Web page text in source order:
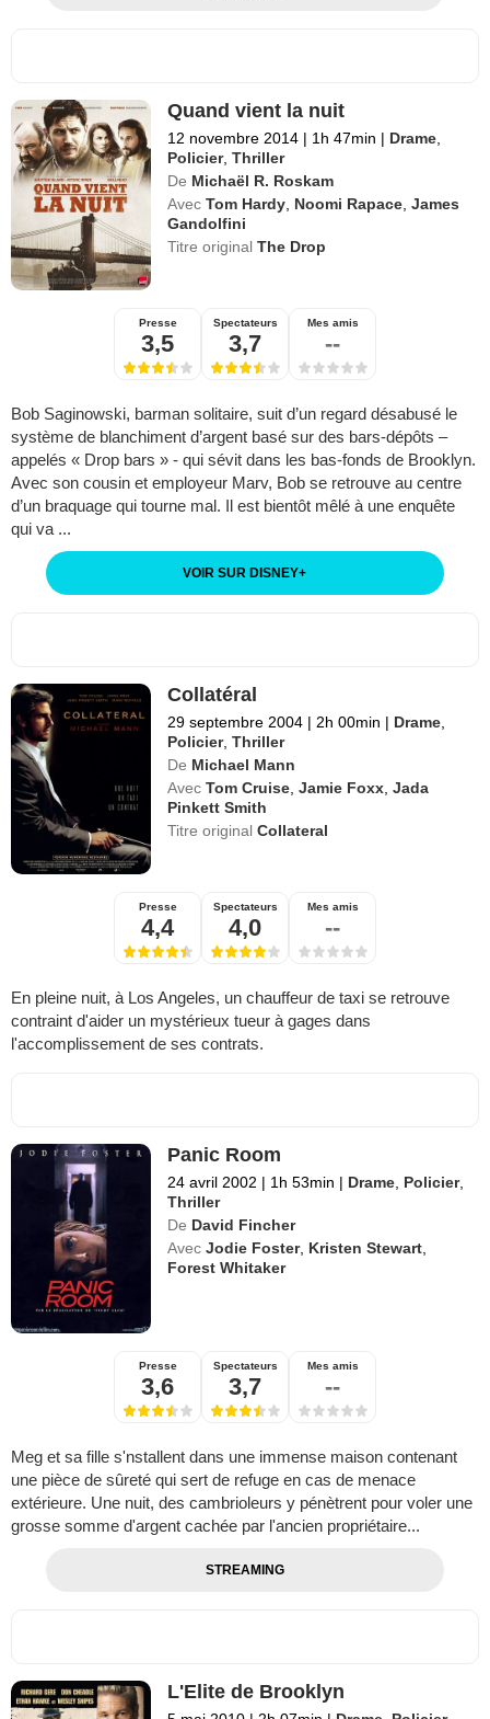
Quand vient la nuit
12 novembre 2014 | 1h 47min | Drame
Policier,Thriller
De Michaël R. Roskam
Avec Tom Hardy Noomi Rapace ,James
Gandolfini
Titre originalThe Drop
Presse
3,5
Spectateurs
3,7
Mes amis
--
Bob Saginowski, barman solitaire, suit d’un regard désabusé le
système de blanchiment d’argent basé sur des bars-dépôts –
appelés « Drop bars » - qui sévit dans les bas-fonds de Brooklyn.
Avec son cousin et employeur Marv, Bob se retrouve au centre
d’un braquage qui tourne mal. Il est bientôt mêlé à une enquête
qui va ...
VOIR SUR DISNEY+
Collatéral
29 septembre 2004 | 2h 00min | Drame
Policier,Thriller
De Michael Mann
Avec Tom Cruise ,Jamie Foxx ,Jada
Pinkett Smith
Titre originalCollateral
Presse
4,4
Spectateurs
4,0
Mes amis
--
En pleine nuit, à Los Angeles, un chauffeur de taxi se retrouve
contraint d'aider un mystérieux tueur à gages dans
l'accomplissement de ses contrats.
Panic Room
24 avril 2002 | 1h 53min | Drame Policier,
Thriller
De David Fincher
Avec Jodie Foster, Kristen Stewart
Forest Whitaker
Presse
3,6
Spectateurs
3,7
Mes amis
--
Meg et sa fille s'nstallent dans une immense maison contenant
une pièce de sûreté qui sert de refuge en cas de menace
extérieure. Une nuit, des cambrioleurs y pénètrent pour voler une
grosse somme d'argent cachée par l'ancien propriétaire...
STREAMING
L'Elite de Brooklyn